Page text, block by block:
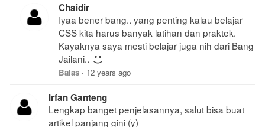
Chaidir
Iyaa bener bang.. yang penting kalau belajar
CSS kita harus banyak latihan dan praktek.
Kayaknya saya mesti belajar juga nih dari Bang
Jailani..
Balas · 12 years ago
Irfan Ganteng
Lengkap banget penjelasannya, salut bisa buat
artikel panjang gini (y)